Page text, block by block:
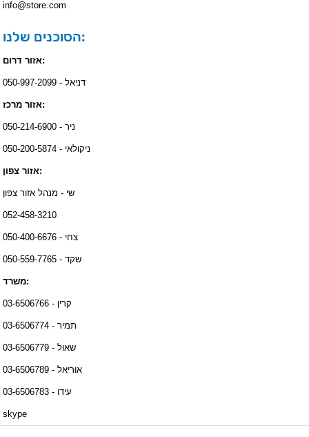
info@store.com
הסוכנים שלנו:
אזור דרום:
דניאל - 050-997-2099
אזור מרכז:
ניר - 050-214-6900
ניקולאי - 050-200-5874
אזור צפון:
שי - מנהל אזור צפון
052-458-3210
צחי - 050-400-6676
שקד - 050-559-7765
משרד:
קרין - 03-6506766
תמיר - 03-6506774
שאול - 03-6506779
אוריאל - 03-6506789
עידו - 03-6506783
skype